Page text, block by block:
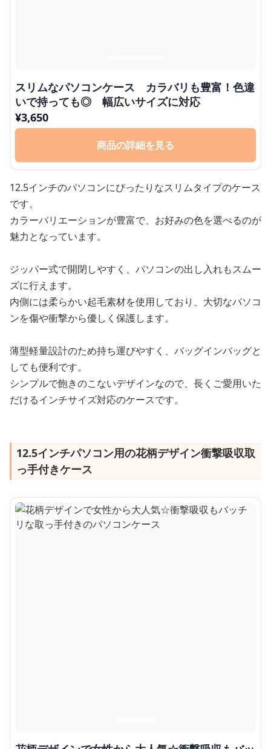
スリムなパソコンケース カラバリも豊富！色違
いで持っても◎ 幅広いサイズに対応
¥3,650
商品の詳細を見る
12.5インチのパソコンにぴったりなスリムタイプのケース
です。
カラーバリエーションが豊富で、お好みの色を選べるのが
魅力となっています。
ジッパー式で開閉しやすく、パソコンの出し入れもスムー
ズに行えます。
内側には柔らかい起毛素材を使用しており、大切なパソコ
ンを傷や衝撃から優しく保護します。
薄型軽量設計のため持ち運びやすく、バッグインバッグと
しても便利です。
シンプルで飽きのこないデザインなので、長くご愛用いた
だけるインチサイズ対応のケースです。
12.5インチパソコン用の花柄デザイン衝撃吸収取
っ手付きケース